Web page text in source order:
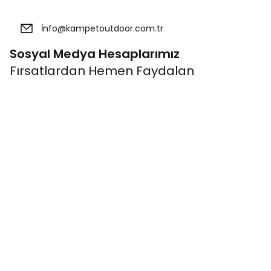
Sosyal Medya Hesaplarımız
Fırsatlardan Hemen Faydalan